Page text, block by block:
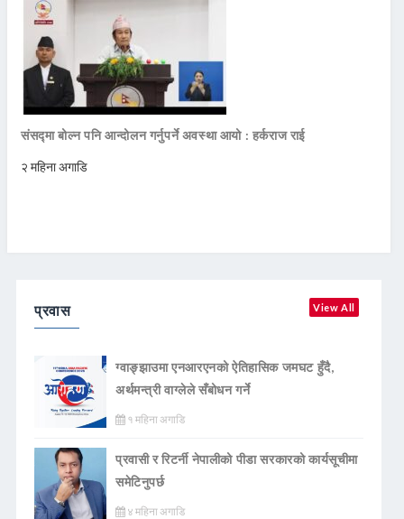
संसद्मा बोल्न पनि आन्दोलन गर्नुपर्ने अवस्था आयो : हर्कराज राई
२ महिना अगाडि
प्रवास View All
ग्वाङ्झाउमा एनआरएनको ऐतिहासिक जमघट हुँदै,
अर्थमन्त्री वाग्लेले सँबोधन गर्ने
१ महिना अगाडि
प्रवासी र रिटर्नी नेपालीको पीडा सरकारको कार्यसूचीमा
समेटिनुपर्छ
४ महिना अगाडि